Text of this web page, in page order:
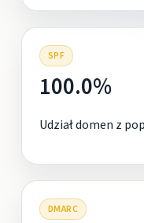
SPF
100.0%
Udział domen z
DMARC